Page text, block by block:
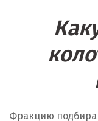
Фракцию